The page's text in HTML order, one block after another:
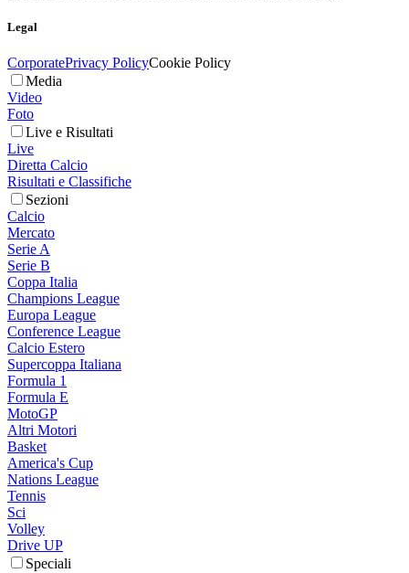
Legal
CorporatePrivacy PolicyCookie Policy
Media
Video
Foto
Live e Risultati
Live
Diretta Calcio
Risultati e Classifiche
Sezioni
Calcio
Mercato
Serie A
Serie B
Coppa Italia
Champions League
Europa League
Conference League
Calcio Estero
Supercoppa Italiana
Formula 1
Formula E
MotoGP
Altri Motori
Basket
America's Cup
Nations League
Tennis
Sci
Volley
Drive UP
Speciali